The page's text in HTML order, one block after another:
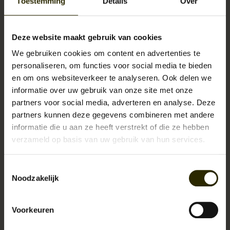
Deze website maakt gebruik van cookies
We gebruiken cookies om content en advertenties te
personaliseren, om functies voor social media te bieden
en om ons websiteverkeer te analyseren. Ook delen we
informatie over uw gebruik van onze site met onze
partners voor social media, adverteren en analyse. Deze
partners kunnen deze gegevens combineren met andere
informatie die u aan ze heeft verstrekt of die ze hebben
verzameld op basis van uw gebruik van hun services.
Noodzakelijk
Voorkeuren
Bij Urban Bozz | Betty Bozz draait alles om karakter, stijl en kwaliteit. Wil
je de stoffen voelen, kleuren in het echt zien en de perfecte pasvorm
binnenlopen. Wil je een Made to Measure pak? Dan plannen we graag een
afspraak voor persoonlijk maatwerk. Mis niets en ontdek de volledige
collectie in onze winkel!
Specificaties
Confectiepak bestaande uit pantalon, gilet en jasje
Kleur: light bruin met crème/blauw window patroon
Details: Velvet afwerking bij de zakken, kraag en elbow patches
Geen afspraak nodig voor dit pak
Levertijd:
2 - 4 werkdagen